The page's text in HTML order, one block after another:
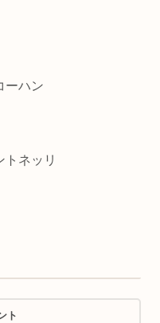
ーハン
トネッリ
ト